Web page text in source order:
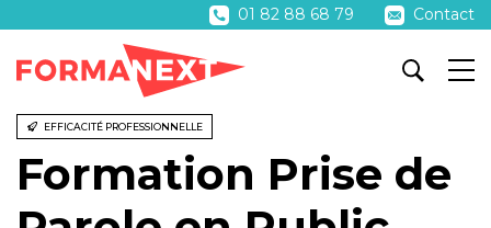
01 82 88 68 79 Contact
EFFICACITÉ PROFESSIONNELLE
Formation Prise de